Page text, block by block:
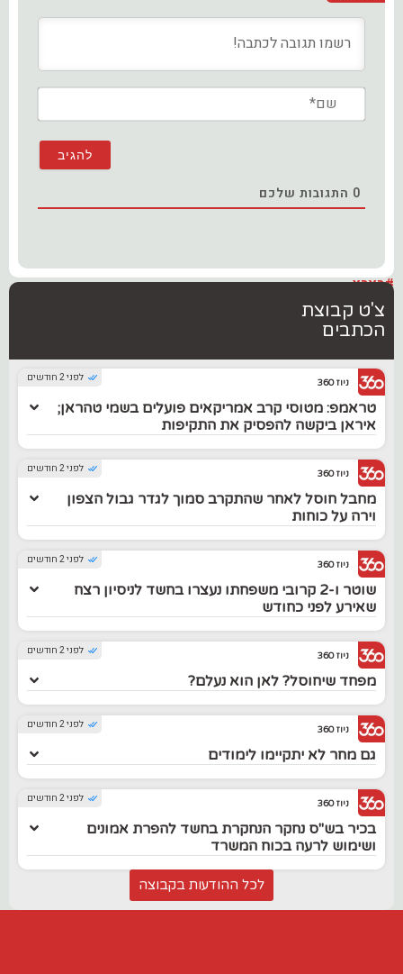
0 התגובות שלכם
#בארץ
צ'ט קבוצת
הכתבים
לפני 2 חודשים ניוז 360
טראמפ: מטוסי קרב אמריקאים פועלים בשמי טהראן;
איראן ביקשה להפסיק את התקיפות
לפני 2 חודשים ניוז 360
מחבל חוסל לאחר שהתקרב סמוך לגדר גבול הצפון
וירה על כוחות
לפני 2 חודשים ניוז 360
שוטר ו-2 קרובי משפחתו נעצרו בחשד לניסיון רצח
שאירע לפני כחודש
לפני 2 חודשים ניוז 360
מפחד שיחוסל? לאן הוא נעלם?
לפני 2 חודשים ניוז 360
גם מחר לא יתקיימו לימודים
לפני 2 חודשים ניוז 360
בכיר בש"ס נחקר הנחקרת בחשד להפרת אמונים
ושימוש לרעה בכוח המשרד
לכל ההודעות בקבוצה